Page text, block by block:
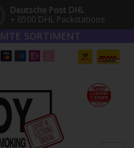
Deutsche Post DHL
+ 6500 DHL Packstations
SORTIMENT